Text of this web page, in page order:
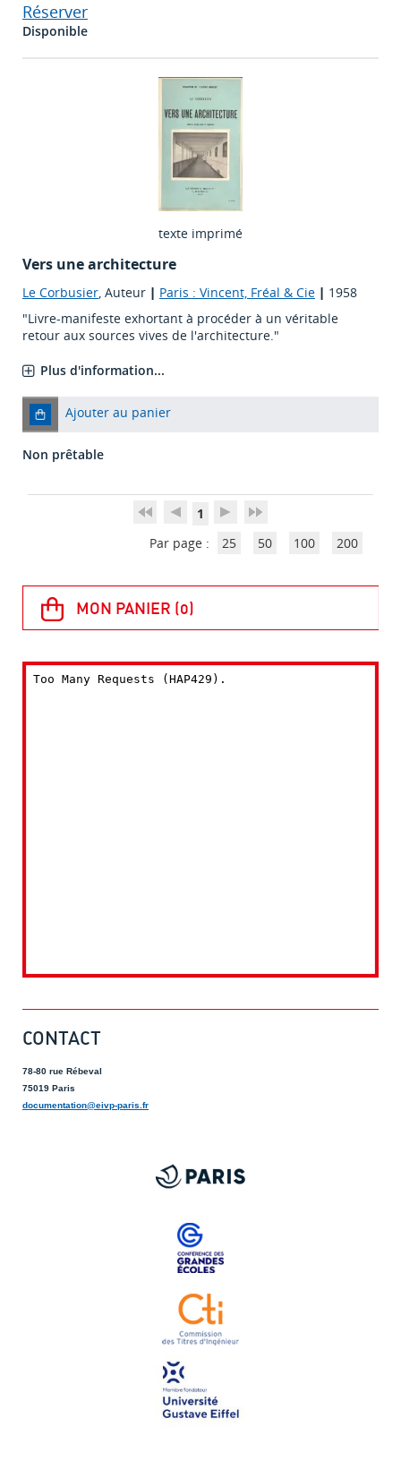
Réserver
Disponible
texte imprimé
Vers une architecture
Le Corbusier, Auteur | Paris : Vincent, Fréal & Cie | 1958
"Livre-manifeste exhortant à procéder à un véritable
retour aux sources vives de l'architecture."
Plus d'information...
Ajouter au panier
Non prêtable
1
Par page :
25 50 100 200
CONTACT
78-80 rue Rébeval
75019 Paris
documentation@eivp-paris.fr